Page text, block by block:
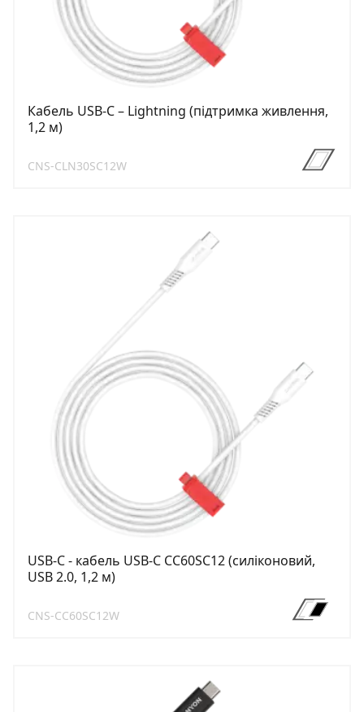
Кабель USB-C – Lightning (підтримка живлення,
1,2 м)
CNS-CLN30SC12W
USB-C - кабель USB-C CC60SC12 (силіконовий,
USB 2.0, 1,2 м)
CNS-CC60SC12W